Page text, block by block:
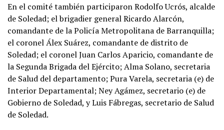
En el comité también participaron Rodolfo Ucrós, alcalde
de Soledad; el brigadier general Ricardo Alarcón,
comandante de la Policía Metropolitana de Barranquilla;
el coronel Álex Suárez, comandante de distrito de
Soledad; el coronel Juan Carlos Aparicio, comandante de
la Segunda Brigada del Ejército; Alma Solano, secretaria
de Salud del departamento; Pura Varela, secretaria (e) de
Interior Departamental; Ney Agámez, secretario (e) de
Gobierno de Soledad, y Luis Fábregas, secretario de Salud
de Soledad.